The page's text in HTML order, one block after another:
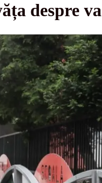
despre